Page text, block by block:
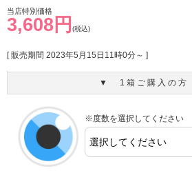
当店特別価格
3,608円 (税込)
[ 販売期間 2023年5月15日11時0分～ ]
▼ 1箱ご購入の
※度数を選択してください